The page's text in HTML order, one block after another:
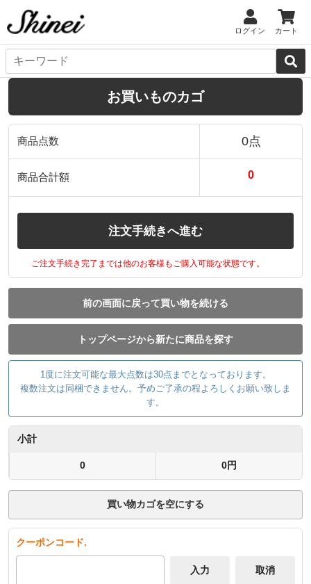
ログイン カート
お買いものカゴ
商品点数 0点
商品合計額 0
注文手続きへ進む
ご注文手続き完了までは他のお客様もご購入可能な状態です。
前の画面に戻って買い物を続ける
トップページから新たに商品を探す
1度に注文可能な最大点数は30点までとなっております。
複数注文は同梱できません。予めご了承の程よろしくお願い致しま
す。
小計
0 0円
買い物カゴを空にする
クーポンコード.